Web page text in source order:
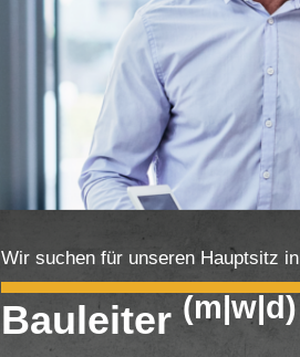
Wir suchen für unseren Hauptsitz in
Bauleiter (m|w|d)